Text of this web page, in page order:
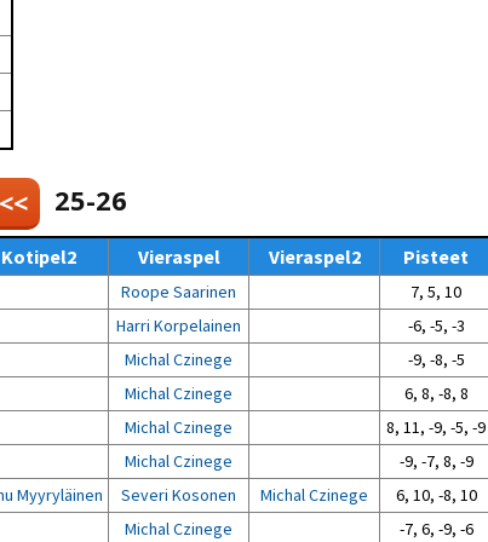
Maahanmuuttajien
kotouttaminen ja
sukupuolten tasa-arvo
pöytätenniksessä
kattavan osallisuuden
kautta
25-26
Kotipel2 Vieraspel Vieraspel2 Pisteet
Roope Saarinen 7, 5, 10
Harri Korpelainen -6, -5, -3
Michal Czinege -9, -8, -5
Michal Czinege 6, 8, -8, 8
Michal Czinege 8, 11, -9, -5, -9
Michal Czinege -9, -7, 8, -9
Myyryläinen Severi Kosonen Michal Czinege 6, 10, -8, 10
Michal Czinege -7, 6, -9, -6